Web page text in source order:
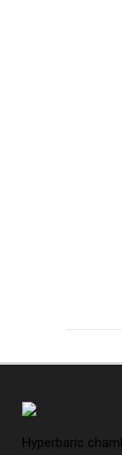
Hyperbaric